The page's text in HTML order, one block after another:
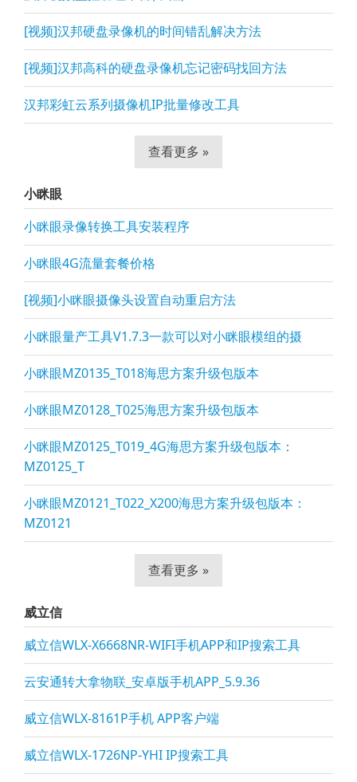
[视频]汉邦硬盘录像机的时间错乱解决方法
[视频]汉邦高科的硬盘录像机忘记密码找回方法
汉邦彩虹云系列摄像机IP批量修改工具
查看更多 »
小眯眼
小眯眼录像转换工具安装程序
小眯眼4G流量套餐价格
[视频]小眯眼摄像头设置自动重启方法
小眯眼量产工具V1.7.3一款可以对小眯眼模组的摄
小眯眼MZ0135_T018海思方案升级包版本
小眯眼MZ0128_T025海思方案升级包版本
小眯眼MZ0125_T019_4G海思方案升级包版本：
MZ0125_T
小眯眼MZ0121_T022_X200海思方案升级包版本：
MZ0121
查看更多 »
威立信
威立信WLX-X6668NR-WIFI手机APP和IP搜索工具
云安通转大拿物联_安卓版手机APP_5.9.36
威立信WLX-8161P手机 APP客户端
威立信WLX-1726NP-YHI IP搜索工具